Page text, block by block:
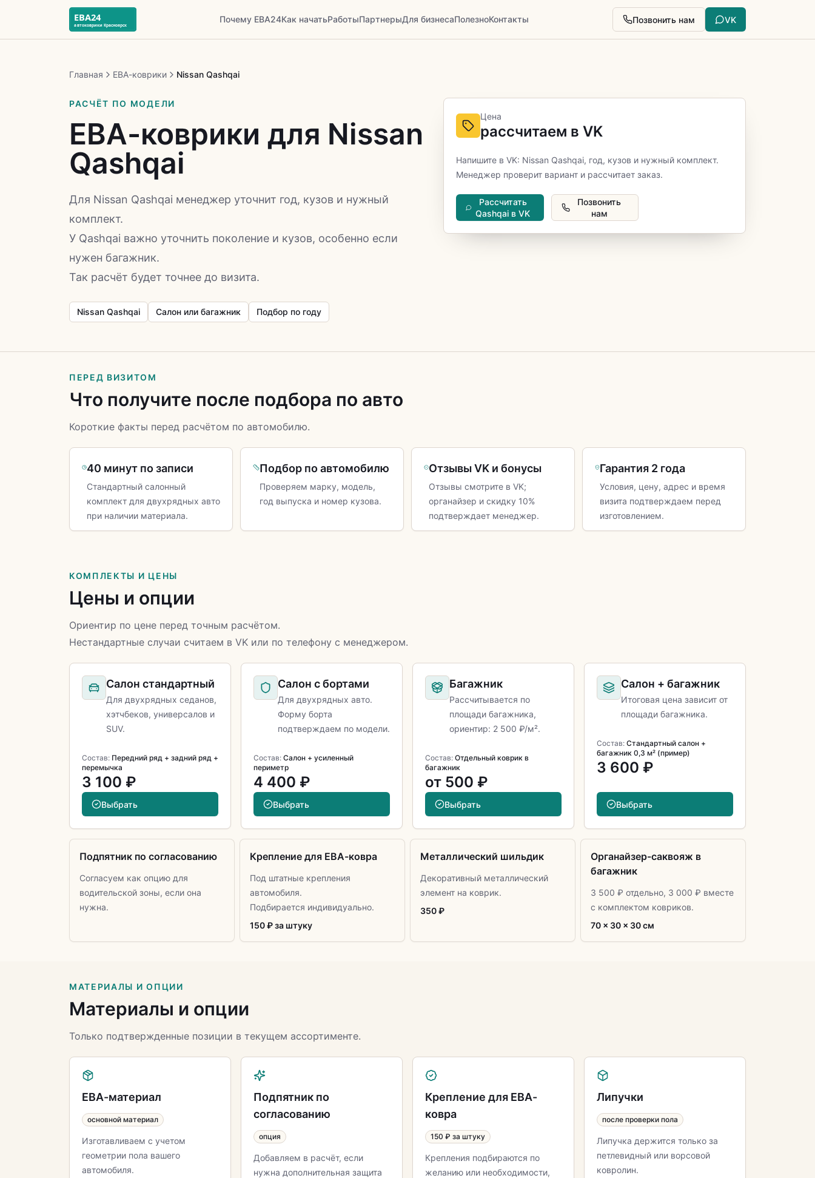
Почему ЕВА24Как начатьРаботыПартнерыДля бизнесаПолезноКонтакты Позвонить нам VK
Главная ЕВА-коврики Nissan Qashqai
РАСЧЁТ ПО МОДЕЛИ
ЕВА-коврики для Nissan
Qashqai
Для Nissan Qashqai менеджер уточнит год, кузов и нужный
комплект.
У Qashqai важно уточнить поколение и кузов, особенно если
нужен багажник.
Так расчёт будет точнее до визита.
Nissan Qashqai Салон или багажник Подбор по году
Цена
рассчитаем в VK
Напишите в VK: Nissan Qashqai, год, кузов и нужный комплект.
Менеджер проверит вариант и рассчитает заказ.
Рассчитать
Qashqai в VK
Позвонить
нам
ПЕРЕД ВИЗИТОМ
Что получите после подбора по авто
Короткие факты перед расчётом по автомобилю.
40 минут по записи
Стандартный салонный
комплект для двухрядных авто
при наличии материала.
Подбор по автомобилю
Проверяем марку, модель,
год выпуска и номер кузова.
Отзывы VK и бонусы
Отзывы смотрите в VK;
органайзер и скидку 10%
подтверждает менеджер.
Гарантия 2 года
Условия, цену, адрес и время
визита подтверждаем перед
изготовлением.
КОМПЛЕКТЫ И ЦЕНЫ
Цены и опции
Ориентир по цене перед точным расчётом.
Нестандартные случаи считаем в VK или по телефону с менеджером.
Салон стандартный
Для двухрядных седанов,
хэтчбеков, универсалов и
SUV.
Состав: Передний ряд + задний ряд +
перемычка
3 100 ₽
Выбрать
Салон с бортами
Для двухрядных авто.
Форму борта
подтверждаем по модели.
Состав: Салон + усиленный
периметр
4 400 ₽
Выбрать
Багажник
Рассчитывается по
площади багажника,
ориентир: 2 500 ₽/м².
Состав: Отдельный коврик в
багажник
от 500 ₽
Выбрать
Салон + багажник
Итоговая цена зависит от
площади багажника.
Состав: Стандартный салон +
багажник 0,3 м² (пример)
3 600 ₽
Выбрать
Подпятник по согласованию
Согласуем как опцию для
водительской зоны, если она
нужна.
Крепление для ЕВА-ковра
Под штатные крепления
автомобиля.
Подбирается индивидуально.
150 ₽ за штуку
Металлический шильдик
Декоративный металлический
элемент на коврик.
350 ₽
Органайзер-саквояж в
багажник
3 500 ₽ отдельно, 3 000 ₽ вместе
с комплектом ковриков.
70 × 30 × 30 см
МАТЕРИАЛЫ И ОПЦИИ
Материалы и опции
Только подтвержденные позиции в текущем ассортименте.
ЕВА-материал
основной материал
Изготавливаем с учетом
геометрии пола вашего
автомобиля.
Подпятник по
согласованию
опция
Добавляем в расчёт, если
нужна дополнительная защита
Крепление для ЕВА-
ковра
150 ₽ за штуку
Крепления подбираются по
желанию или необходимости,
Липучки
после проверки пола
Липучка держится только за
петлевидный или ворсовой
ковролин.